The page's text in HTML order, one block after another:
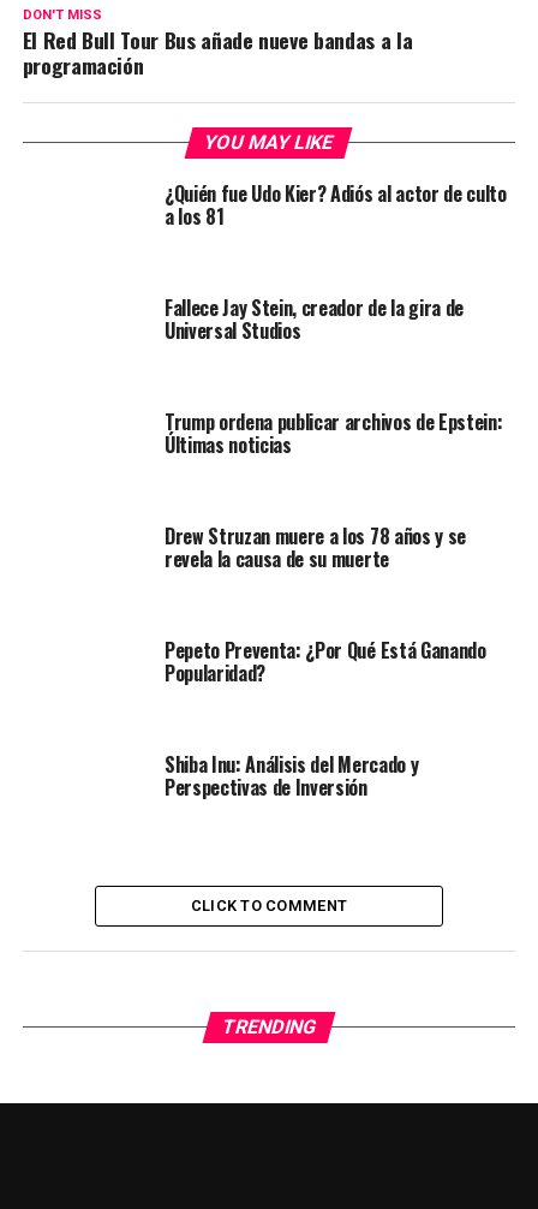
DON'T MISS
El Red Bull Tour Bus añade nueve bandas a la
programación
YOU MAY LIKE
¿Quién fue Udo Kier? Adiós al actor de culto
a los 81
Fallece Jay Stein, creador de la gira de
Universal Studios
Trump ordena publicar archivos de Epstein:
Últimas noticias
Drew Struzan muere a los 78 años y se
revela la causa de su muerte
Pepeto Preventa: ¿Por Qué Está Ganando
Popularidad?
Shiba Inu: Análisis del Mercado y
Perspectivas de Inversión
CLICK TO COMMENT
TRENDING